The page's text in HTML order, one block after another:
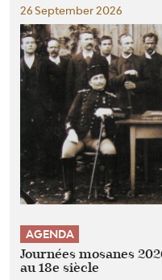
26 September 2026
AGENDA
Journées mosanes
au 18e siècle